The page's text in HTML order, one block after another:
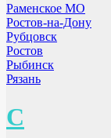
Раменское МО
Ростов-на-Дону
Рубцовск
Ростов
Рыбинск
Рязань
С